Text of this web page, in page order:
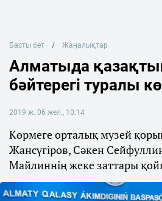
Басты бет Жаңалықтар
Алматыда
бәйтерегі туралы
2019 ж. 06 жел., 10:14
Көрмеге орталық музей
Жансүгіров, Сәкен
Майлиннің жеке заттары